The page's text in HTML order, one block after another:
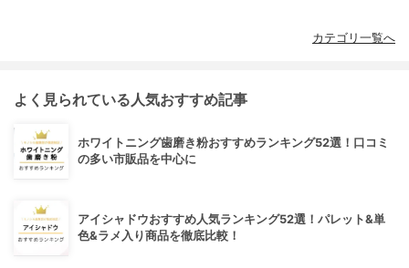
カテゴリ一覧へ
よく見られている人気おすすめ記事
ホワイトニング歯磨き粉おすすめランキング52選！口コミ
の多い市販品を中心に
アイシャドウおすすめ人気ランキング52選！パレット&単
色&ラメ入り商品を徹底比較！